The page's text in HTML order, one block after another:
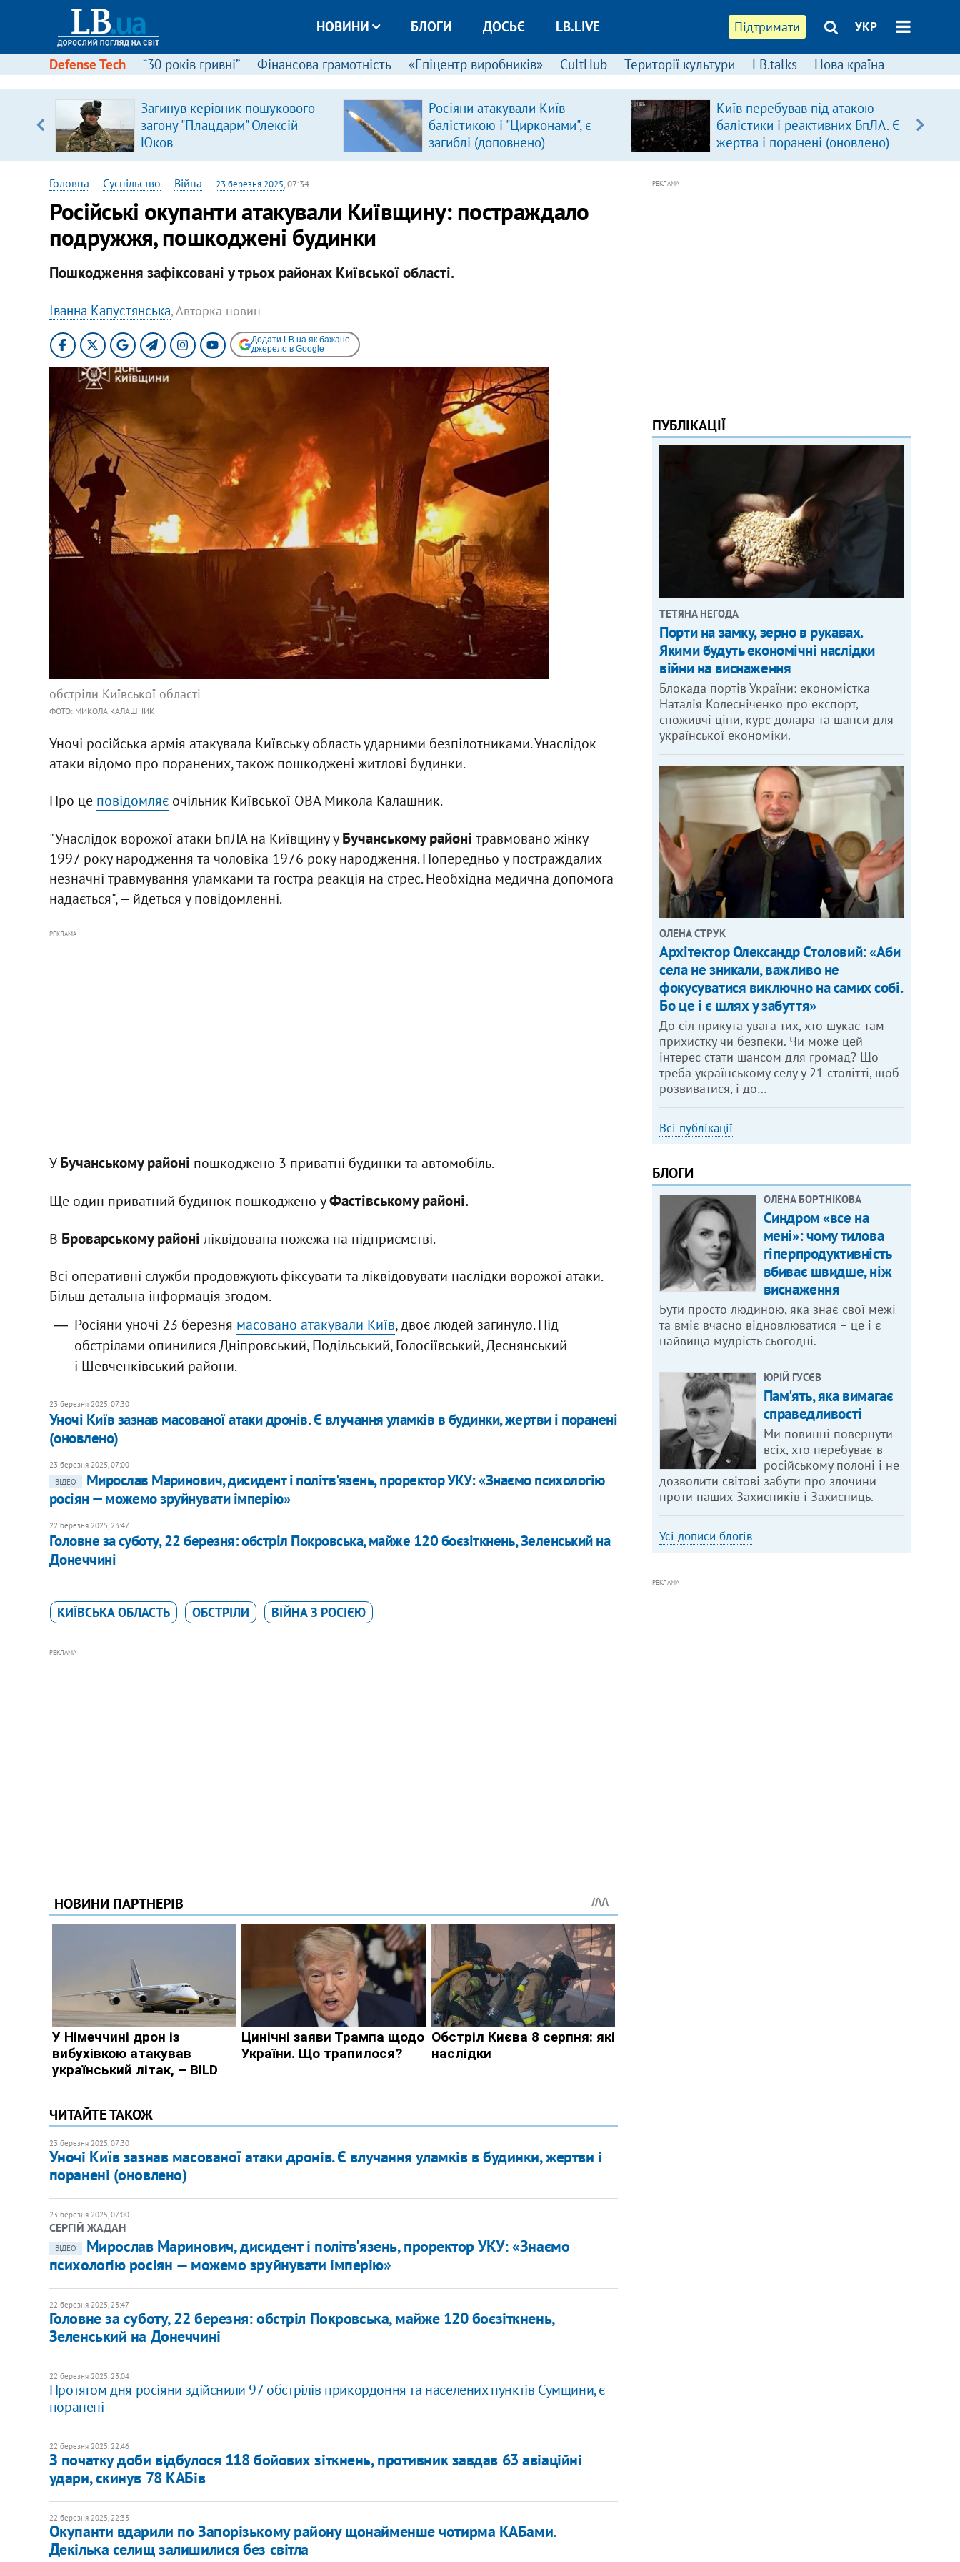
Підтримати УКР
НОВИНИ БЛОГИ ДОСЬЄ LB.LIVE
Defense Tech “30 років гривні” Фінансова грамотність «Епіцентр виробників» CultHub Території культури LB.talks Нова країна
Загинув керівник пошукового
загону "Плацдарм" Олексій
Юков
Росіяни атакували Київ
балістикою і "Цирконами", є
загиблі (доповнено)
Київ перебував під атакою
балістики і реактивних БпЛА. Є
жертва і поранені (оновлено)
Головна — Суспільство — Війна — 23 березня 2025, 07:34
Російські окупанти атакували Київщину: постраждало
подружжя, пошкоджені будинки
Пошкодження зафіксовані у трьох районах Київської області.
Іванна Капустянська, Авторка новин
Додати LB.ua як бажане
джерело в Google
обстріли Київської області
ФОТО: МИКОЛА КАЛАШНИК
Уночі російська армія атакувала Київську область ударними безпілотниками. Унаслідок
атаки відомо про поранених, також пошкоджені житлові будинки.
Про це повідомляєочільник Київської ОВА Микола Калашник.
"Унаслідок ворожої атаки БпЛА на Київщину уБучанському районі травмовано жінку
1997 року народження та чоловіка 1976 року народження. Попередньо у постраждалих
незначні травмування уламками та гостра реакція на стрес. Необхідна медична допомога
надається", — йдеться у повідомленні.
РЕКЛАМА
УБучанському районі пошкоджено 3 приватні будинки та автомобіль.
Ще один приватний будинок пошкоджено уФастівському районі.
В Броварському районі ліквідована пожежа на підприємстві.
Всі оперативні служби продовжують фіксувати та ліквідовувати наслідки ворожої атаки.
Більш детальна інформація згодом.
Росіяни уночі 23 березня масовано атакували Київ, двоє людей загинуло. Під
обстрілами опинилися Дніпровський, Подільський, Голосіївський, Деснянський
і Шевченківський райони.
23 березня 2025, 07:30
Уночі Київ зазнав масованої атаки дронів. Є влучання уламків в будинки, жертви і поранені
(оновлено)
23 березня 2025, 07:00
ВІДЕО
Мирослав Маринович, дисидент і політв'язень, проректор УКУ: «Знаємо психологію
росіян — можемо зруйнувати імперію»
22 березня 2025, 23:47
Головне за суботу, 22 березня: обстріл Покровська, майже 120 боєзіткнень, Зеленський на
Донеччині
КИЇВСЬКА ОБЛАСТЬ ОБСТРІЛИ ВІЙНА З РОСІЄЮ
РЕКЛАМА
ЧИТАЙТЕ ТАКОЖ
23 березня 2025, 07:30
Уночі Київ зазнав масованої атаки дронів. Є влучання уламків в будинки, жертви і
поранені (оновлено)
23 березня 2025, 07:00
СЕРГІЙ ЖАДАН
ВІДЕО
Мирослав Маринович, дисидент і політв'язень, проректор УКУ: «Знаємо
психологію росіян — можемо зруйнувати імперію»
22 березня 2025, 23:47
Головне за суботу, 22 березня: обстріл Покровська, майже 120 боєзіткнень,
Зеленський на Донеччині
22 березня 2025, 23:04
Протягом дня росіяни здійснили 97 обстрілів прикордоння та населених пунктів Сумщини, є
поранені
22 березня 2025, 22:46
З початку доби відбулося 118 бойових зіткнень, противник завдав 63 авіаційні
удари, скинув 78 КАБів
22 березня 2025, 22:33
Окупанти вдарили по Запорізькому району щонайменше чотирма КАБами.
Декілька селищ залишилися без світла
РЕКЛАМА
ПУБЛІКАЦІЇ
ТЕТЯНА НЕГОДА
Порти на замку, зерно в рукавах.
Якими будуть економічні наслідки
війни на виснаження
Блокада портів України: економістка
Наталія Колесніченко про експорт,
споживчі ціни, курс долара та шанси для
української економіки.
ОЛЕНА СТРУК
Архітектор Олександр Столовий: «Аби
села не зникали, важливо не
фокусуватися виключно на самих собі.
Бо це і є шлях у забуття»
До сіл прикута увага тих, хто шукає там
прихистку чи безпеки. Чи може цей
інтерес стати шансом для громад? Що
треба українському селу у 21 столітті, щоб
розвиватися, і до…
Всі публікації
БЛОГИ
ОЛЕНА БОРТНІКОВА
Синдром «все на
мені»: чому тилова
гіперпродуктивність
вбиває швидше, ніж
виснаження
Бути просто людиною, яка знає свої межі
та вміє вчасно відновлюватися – це і є
найвища мудрість сьогодні.
ЮРІЙ ГУСЄВ
Пам'ять, яка вимагає
справедливості
Ми повинні повернути
всіх, хто перебуває в
російському полоні і не
дозволити світові забути про злочини
проти наших Захисників і Захисниць.
Усі дописи блогів
РЕКЛАМА